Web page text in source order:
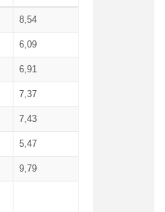
8,54
6,09
6,91
7,37
7,43
5,47
9,79